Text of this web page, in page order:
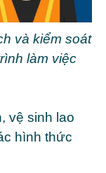
và kiểm soát
làm việc
vệ sinh lao
hình thức